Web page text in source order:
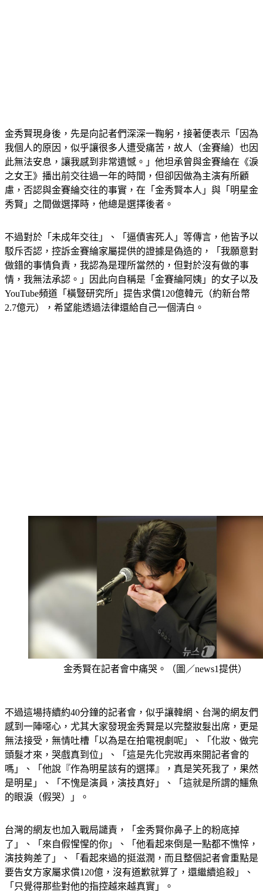
我個人的原因，似乎讓很多人遭受痛苦，故人（金賽綸）也因
此無法安息，讓我感到非常遺憾。」他坦承曾與金賽綸在《淚
之女王》播出前交往過一年的時間，但卻因做為主演有所顧
慮，否認與金賽綸交往的事實，在「金秀賢本人」與「明星金
秀賢」之間做選擇時，他總是選擇後者。
駁斥否認，控訴金賽綸家屬提供的證據是偽造的，「我願意對
做錯的事情負責，我認為是理所當然的，但對於沒有做的事
情，我無法承認。」因此向自稱是「金賽綸阿姨」的女子以及
YouTube頻道「橫豎研究所」提告求償120億韓元（約新台幣
2.7億元），希望能透過法律還給自己一個清白。
金秀賢在記者會中痛哭。（圖／news1提供）
感到一陣噁心，尤其大家發現金秀賢是以完整妝髮出席，更是
無法接受，無情吐槽「以為是在拍電視劇呢」、「化妝、做完
頭髮才來，哭戲真到位」、「這是先化完妝再來開記者會的
嗎」、「他說『作為明星該有的選擇』，真是笑死我了，果然
是明星」、「不愧是演員，演技真好」、「這就是所謂的鱷魚
的眼淚（假哭）」。
了」、「來自假惺惺的你」、「他看起來倒是一點都不憔悴，
演技夠差了」、「看起來過的挺滋潤，而且整個記者會重點是
要告女方家屬求償120億，沒有道歉就算了，還繼續追殺」、
「只覺得那些對他的指控越來越真實」。